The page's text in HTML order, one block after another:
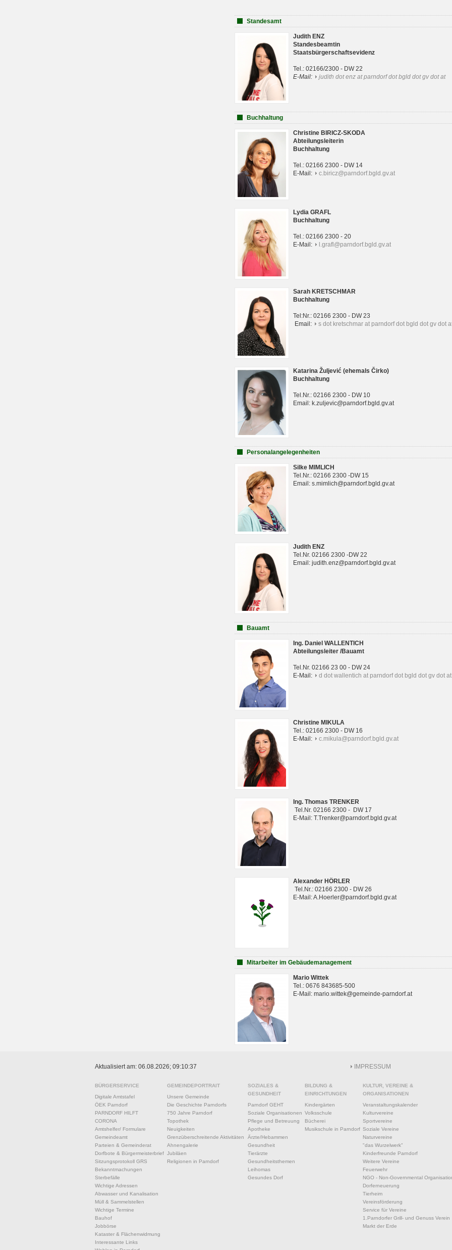
Standesamt
Judith ENZ
Standesbeamtin
Staatsbürgerschaftsevidenz
Tel.: 02166/2300 - DW 22
E-Mail:
judith dot enz at parndorf dot bgld dot gv dot at
Buchhaltung
Christine BIRICZ-SKODA
Abteilungsleiterin
Buchhaltung
Tel.: 02166 2300 - DW 14
E-Mail:
c.biricz@parndorf.bgld.gv.at
Lydia GRAFL
Buchhaltung
Tel.: 02166 2300 - 20
E-Mail:
l.grafl@parndorf.bgld.gv.at
Sarah KRETSCHMAR
Buchhaltung
Tel:Nr.: 02166 2300 - DW 23
Email:
s dot kretschmar at parndorf dot bgld dot gv dot
Katarina Žuljević (ehemals Čirko)
Buchhaltung
Tel.Nr.: 02166 2300 - DW 10
Email: k.zuljevic@parndorf.bgld.gv.at
Personalangelegenheiten
Silke MIMLICH
Tel.Nr.: 02166 2300 -DW 15
Email: s.mimlich@parndorf.bgld.gv.at
Judith ENZ
Tel.Nr. 02166 2300 -DW 22
Email: judith.enz@parndorf.bgld.gv.at
Bauamt
Ing. Daniel WALLENTICH
Abteilungsleiter /Bauamt
Tel.Nr. 02166 23 00 - DW 24
E-Mail:
d dot wallentich at parndorf dot bgld dot gv dot at
Christine MIKULA
Tel.: 02166 2300 - DW 16
E-Mail:
c.mikula@parndorf.bgld.gv.at
Ing. Thomas TRENKER
Tel.Nr. 02166 2300 - DW 17
E-Mail: T.Trenker@parndorf.bgld.gv.at
Alexander HÖRLER
Tel.Nr.: 02166 2300 - DW 26
E-Mail: A.Hoerler@parndorf.bgld.gv.at
Mitarbeiter im Gebäudemanagement
Mario Wittek
Tel.: 0676 843685-500
E-Mail: mario.wittek@gemeinde-parndorf.at
Aktualisiert am: 06.08.2026; 09:10:37 IMPRESSUM
BÜRGERSERVICE
Digitale Amtstafel
ÖEK Parndorf
PARNDORF HILFT
CORONA
Amtshelfer/ Formulare
Gemeindeamt
Parteien & Gemeinderat
Dorfbote & Bürgermeisterbrief
Sitzungsprotokoll GRS
Bekanntmachungen
Sterbefälle
Wichtige Adressen
Abwasser und Kanalisation
Müll & Sammelstellen
Wichtige Termine
Bauhof
Jobbörse
Kataster & Flächenwidmung
Interessante Links
GEMEINDEPORTRAIT
Unsere Gemeinde
Die Geschichte Parndorfs
750 Jahre Parndorf
Topothek
Neuigkeiten
Grenzüberschreitende Aktivitäten
Ahnengalerie
Jubiläen
Religionen in Parndorf
SOZIALES &
GESUNDHEIT
Parndorf GEHT
Soziale Organisationen
Pflege und Betreuung
Apotheke
Ärzte/Hebammen
Gesundheit
Tierärzte
Gesundheitsthemen
Leihomas
Gesundes Dorf
BILDUNG &
EINRICHTUNGEN
Kindergärten
Volksschule
Bücherei
Musikschule in Parndorf
KULTUR, VEREINE &
ORGANISATIONEN
Veranstaltungskalender
Kulturvereine
Sportvereine
Soziale Vereine
Naturvereine
"das Wurzelwerk"
Kinderfreunde Parndorf
Weitere Vereine
Feuerwehr
NGO - Non-Governmental
Dorferneuerung
Tierheim
Vereinsförderung
Service für Vereine
1.Parndorfer Grill- und Genuss Verein
Markt der Erde